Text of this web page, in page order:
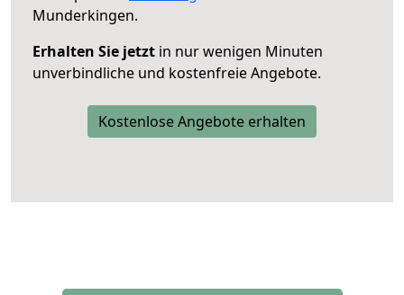
Munderkingen.
Erhalten Sie jetzt in nur wenigen Minuten
unverbindliche und kostenfreie Angebote.
Kostenlose Angebote erhalten